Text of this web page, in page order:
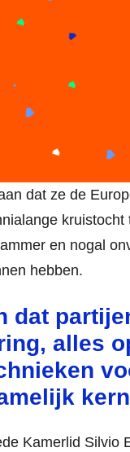
dat ze de
en nogal
hebben.
dat
alles
Kamerlid Silvio